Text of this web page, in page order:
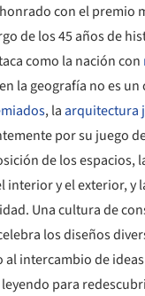
con el premio
de los 45 años de
como la nación con
la geografía no es
, la arquitectura
por su juego
de los espacios,
interior y el exterior, y
Una cultura de
los diseños
intercambio de
para